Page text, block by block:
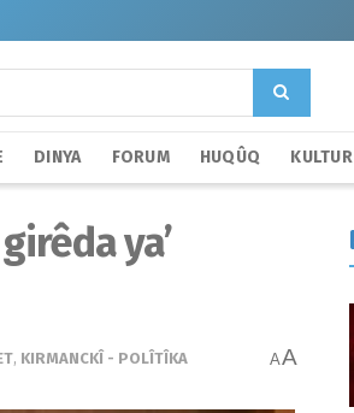
DINYA FORUM HUQÛQ KULTUR
ya’
, KIRMANCKÎ - POLÎTÎKA AA